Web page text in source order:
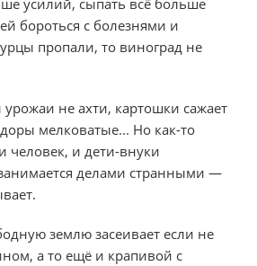
бороться с болезнями и
пропали, то виноград не
урожаи не ахти, картошки сажает
мелковатые... Но как-то
человек, и дети-внуки
делами странными —
землю засеивает если не
а то ещё и крапивой с